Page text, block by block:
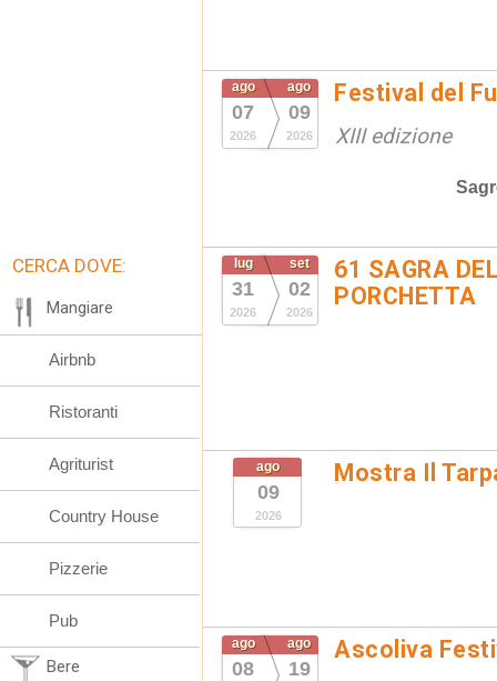
ago
07
2026
ago
09
2026
Festival del
XIII edizione
lug
31
2026
set
02
2026
61 SAGRA
PORCHETTA
ago
09
2026
Mostra Il
ago
08
ago
19
Ascoliva
CERCA DOVE:
Mangiare
Airbnb
Ristoranti
Agriturist
Country House
Pizzerie
Pub
Bere